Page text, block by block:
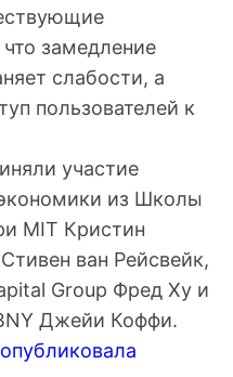
замедление
слабости, а
пользователей к
участие
из Школы
MIT Кристин
ван Рейсвейк,
Group Фред Ху и
Джейи Коффи.
опубликовала